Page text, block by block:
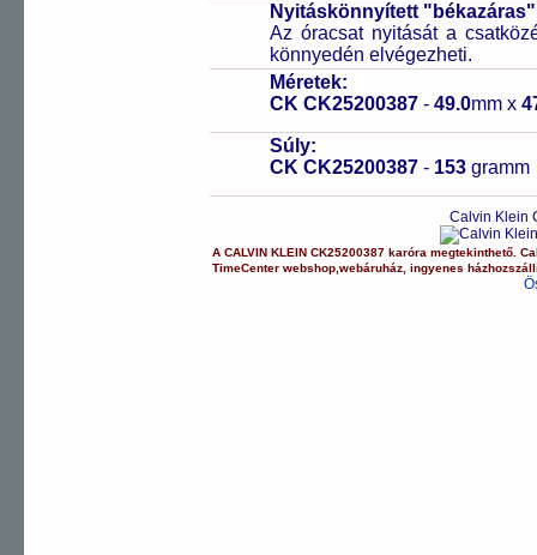
Nyitáskönnyített
Az óracsat nyitását a
könnyedén elvégezheti.
Méretek:
CK CK25200387 - 49.0mm x
Súly:
CK CK25200387 - 153 gramm
Calvin Klein
ACALVIN KLEIN CK25200387 karóra megtekinthető.
TimeCenter webshop ,webáruház ,ingyenes